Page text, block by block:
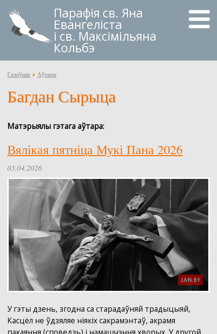
Парафія св. Яна
Евангеліста
і св. Максімільяна
Кольбэ
Галоўная Аўтары
Багдан Сырыца
Матэрыялы гэтага аўтара:
Вялікая пятніца Мукі Пана 2026
03.04.2026
У гэты дзень, згодна са старадаўняй традыцыяй,
Касцёл не ўдзяляе ніякіх сакрамэнтаў, акрамя